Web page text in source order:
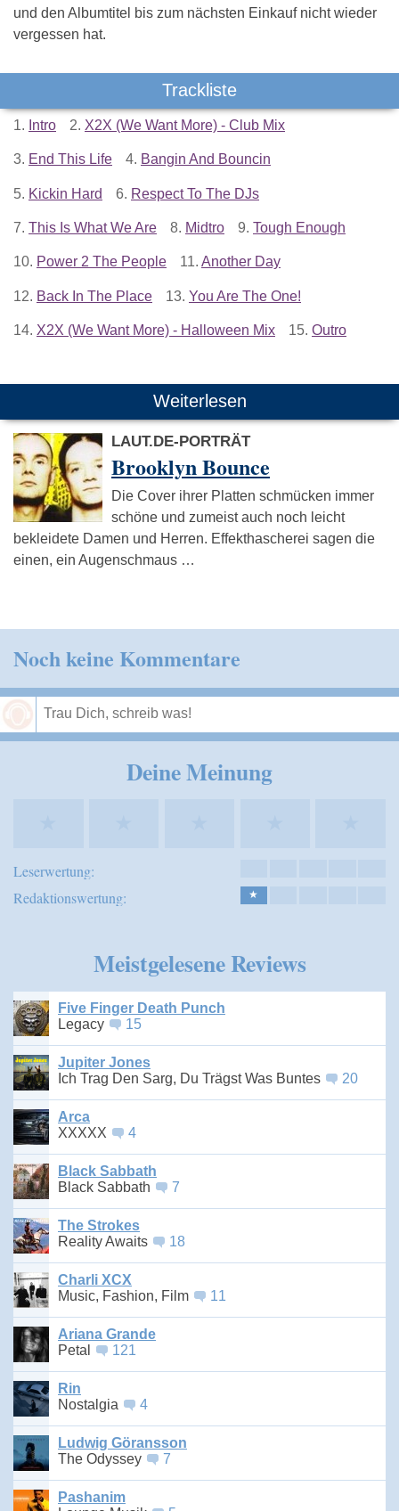
und den Albumtitel bis zum nächsten Einkauf nicht wieder
vergessen hat.
Trackliste
1. Intro 2. X2X (We Want More) - Club Mix
3. End This Life 4. Bangin And Bouncin
5. Kickin Hard 6. Respect To The DJs
7. This Is What We Are 8. Midtro 9. Tough Enough
10. Power 2 The People 11. Another Day
12. Back In The Place 13. You Are The One!
14. X2X (We Want More) - Halloween Mix 15. Outro
Weiterlesen
LAUT.DE-PORTRÄT
Brooklyn Bounce
Die Cover ihrer Platten schmücken immer
schöne und zumeist auch noch leicht
bekleidete Damen und Herren. Effekthascherei sagen die
einen, ein Augenschmaus …
Noch keine Kommentare
Deine Meinung
Leserwertung:
Redaktionswertung:
★
Meistgelesene Reviews
Five Finger Death Punch
Legacy
15
Jupiter Jones
Ich Trag Den Sarg, Du Trägst Was Buntes
20
Arca
XXXXX
4
Black Sabbath
Black Sabbath
7
The Strokes
Reality Awaits
18
Charli XCX
Music, Fashion, Film
11
Ariana Grande
Petal
121
Rin
Nostalgia
4
Ludwig Göransson
The Odyssey
7
Pashanim